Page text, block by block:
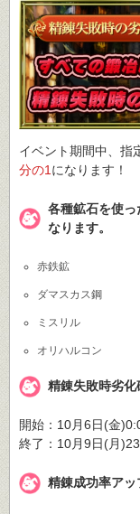
イベント期間中、指
分の1 になります！
各種鉱石を使
なります。
赤鉄鉱
ダマスカス鋼
ミスリル
オリハルコン
精錬失敗時劣
開始：10月6日(金
終了：10月9日(月
精錬成功率ア